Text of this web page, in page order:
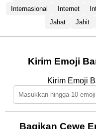
Internasional
Internet
Jahat
Jahit
Kirim Emoji
Kirim Emoji
Bagikan Cewe